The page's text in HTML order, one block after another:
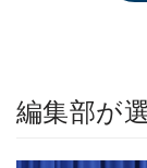
編集部が